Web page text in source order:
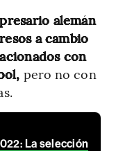
alemán
a cambio
con
pero no con
La selección